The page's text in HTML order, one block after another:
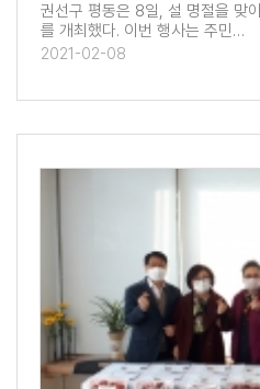
권선구 평동은 8일, 설 명절을 맞
를 개최했다. 이번 행사는 주민…
2021-02-08